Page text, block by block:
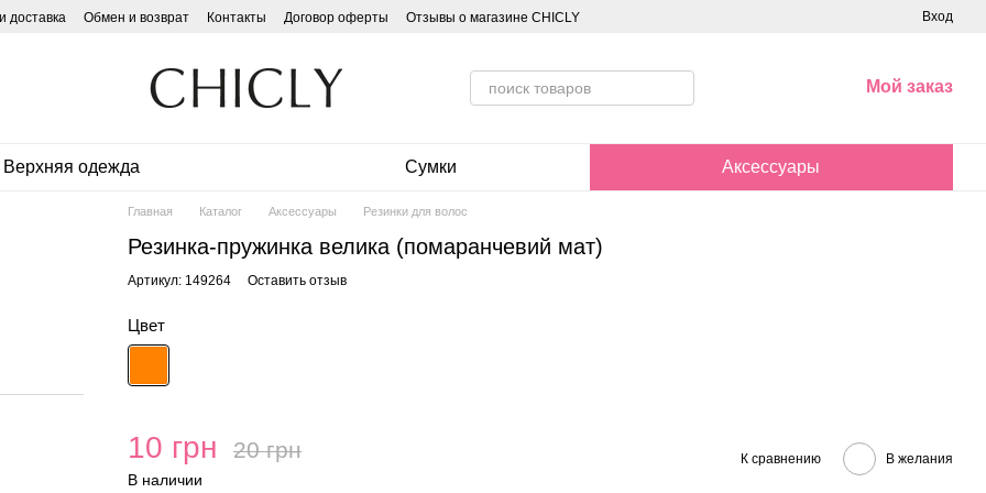
доставка Обмен и возврат Контакты Договор оферты Отзывы о магазине CHICLY Вход
Мой заказ
Верхняя одежда Сумки Аксессуары
Главная Каталог Аксессуары Резинки для волос
Резинка-пружинка велика (помаранчевий мат)
Артикул: 149264 Оставить отзыв
Цвет
10 грн 20 грн
В наличии
К сравнению В желания